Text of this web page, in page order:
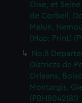
Oise, et
de Corbeil,
Melun,
(Map; Print)
No.8
Districts de
Orleans,
Montargis,
(PBH8042(8))